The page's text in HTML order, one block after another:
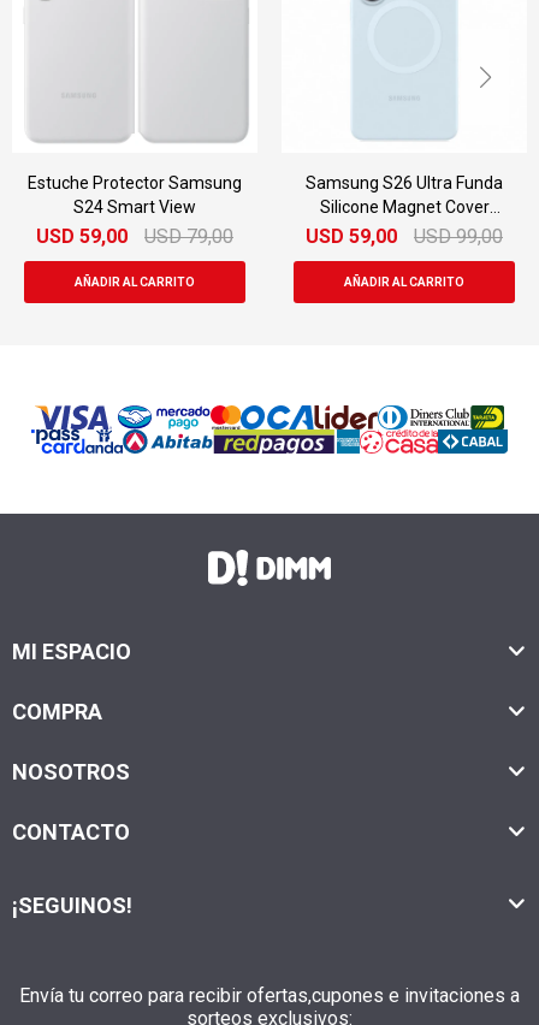
Estuche Protector Samsung
S24 Smart View
USD 59,00 USD 79,00
Samsung S26 Ultra Funda
Silicone Magnet Cover
Original
USD 59,00 USD 99,00
MI ESPACIO
COMPRA
NOSOTROS
CONTACTO
Envía tu correo para recibir ofertas,cupones e invitaciones a
sorteos exclusivos:
¡SEGUINOS!